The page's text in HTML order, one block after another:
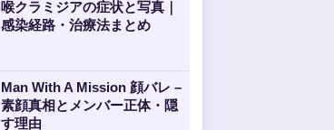
喉クラミジアの症状と写真｜
感染経路・治療法まとめ
Man With A Mission 顔バレ –
素顔真相とメンバー正体・隠
す理由